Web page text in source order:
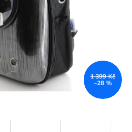
1 399 Kč
–28 %